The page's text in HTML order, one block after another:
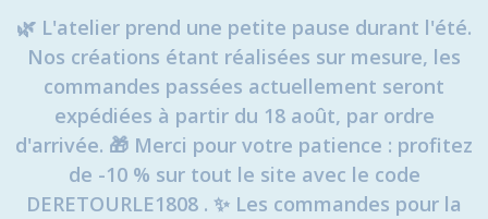
🌿 L'atelier prend une petite pause durant l'été.
Nos créations étant réalisées sur mesure, les
commandes passées actuellement seront
expédiées à partir du 18 août, par ordre
d'arrivée. 🎁 Merci pour votre patience : profitez
de -10 % sur tout le site avec le code
DERETOURLE1808 . ✨ Les commandes pour la